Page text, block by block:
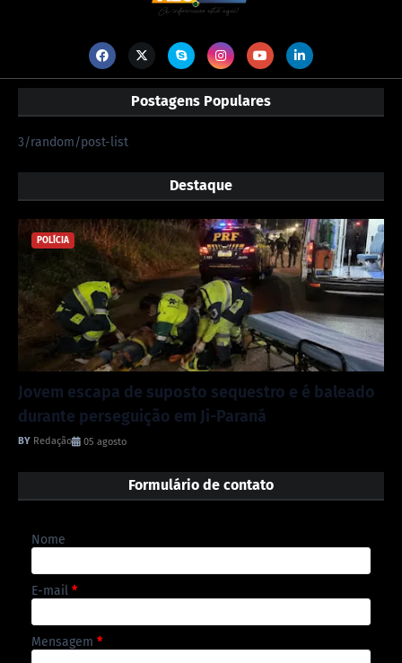
Postagens Populares
3/random/post-list
Destaque
POLÍCIA
Jovem escapa de suposto sequestro e é baleado
durante perseguição em Ji-Paraná
Redação 05 agosto
Formulário de contato
Nome
E-mail *
Mensagem *